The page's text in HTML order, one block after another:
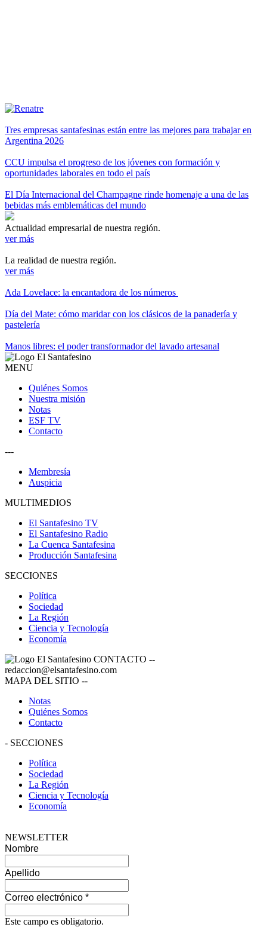
Tres empresas santafesinas están entre las mejores para trabajar en
Argentina 2026
CCU impulsa el progreso de los jóvenes con formación y
oportunidades laborales en todo el país
El Día Internacional del Champagne rinde homenaje a una de las
bebidas más emblemáticas del mundo
Actualidad empresarial de nuestra región.
ver más
La realidad de nuestra región.
ver más
Ada Lovelace: la encantadora de los números
Día del Mate: cómo maridar con los clásicos de la panadería y
pastelería
Manos libres: el poder transformador del lavado artesanal
MENU
Quiénes Somos
Nuestra misión
Notas
ESF TV
Contacto
---
Membresía
Auspicia
MULTIMEDIOS
El Santafesino TV
El Santafesino Radio
La Cuenca Santafesina
Producción Santafesina
SECCIONES
Política
Sociedad
La Región
Ciencia y Tecnología
Economía
CONTACTO --
redaccion@elsantafesino.com
MAPA DEL SITIO --
Notas
Quiénes Somos
Contacto
- SECCIONES
Política
Sociedad
La Región
Ciencia y Tecnología
Economía
NEWSLETTER
Nombre
Apellido
Correo electrónico *
Este campo es obligatorio.